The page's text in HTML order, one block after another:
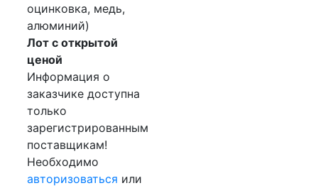
оцинковка, медь,
алюминий)
Лот с открытой
ценой
Информация о
заказчике доступна
только
зарегистрированным
поставщикам!
Необходимо
авторизоваться или